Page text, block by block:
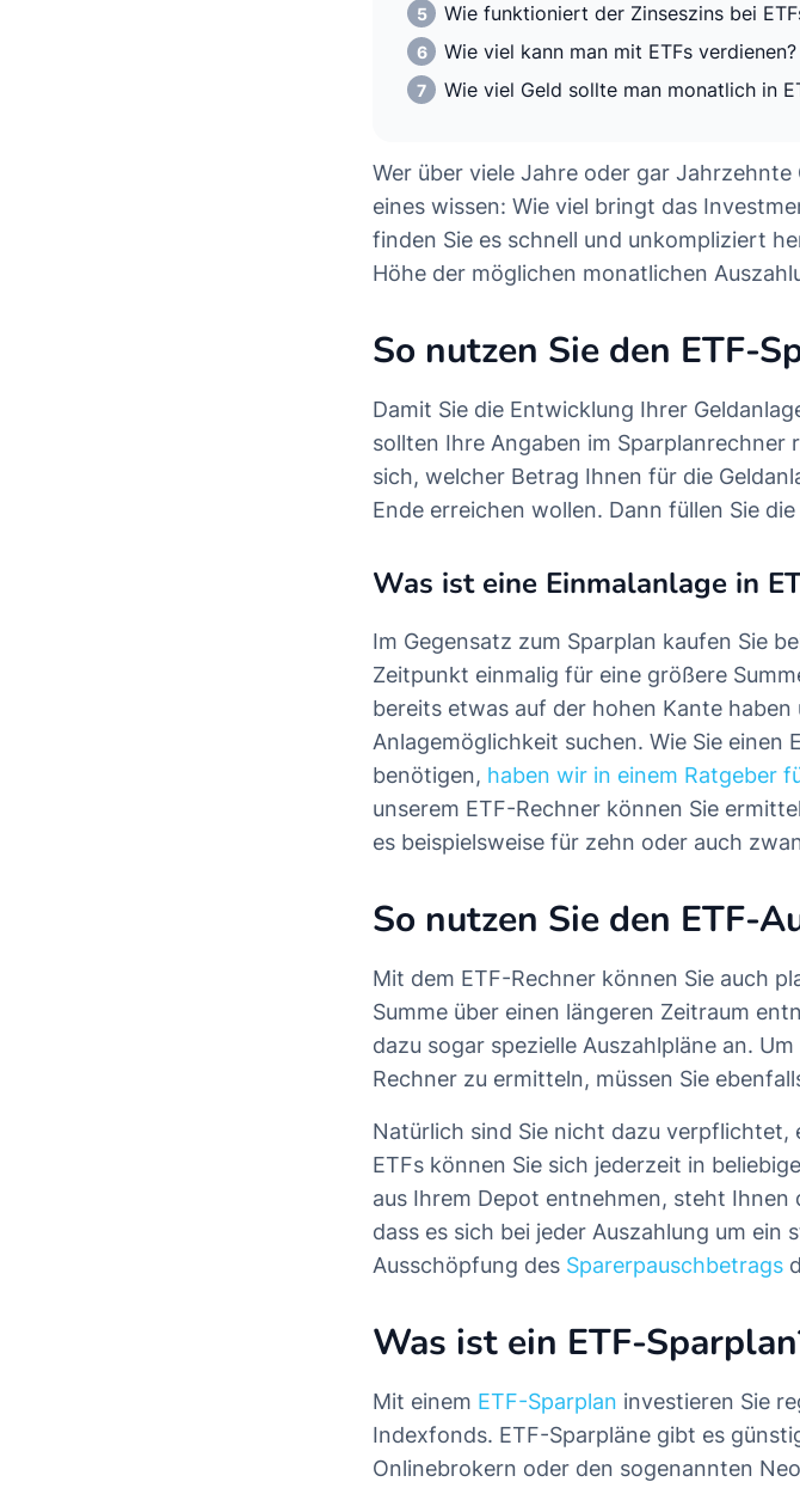
Wie funktioniert der Zinseszins bei
Wie viel kann man mit ETFs verdienen?
Wie viel Geld sollte man monatlich in
Wer über viele Jahre oder gar Jahrzehnte
eines wissen: Wie viel bringt das
finden Sie es schnell und unkompliziert
Höhe der möglichen monatlichen
So nutzen Sie den ETF-
Damit Sie die Entwicklung Ihrer
sollten Ihre Angaben im Sparplanrechner
sich, welcher Betrag Ihnen für die
Ende erreichen wollen. Dann füllen Sie
Was ist eine Einmalanlage in
Im Gegensatz zum Sparplan kaufen Sie
Zeitpunkt einmalig für eine größere
bereits etwas auf der hohen Kante
Anlagemöglichkeit suchen. Wie Sie einen
benötigen, haben wir in einem Ratgeber
unserem ETF-Rechner können Sie
es beispielsweise für zehn oder auch
So nutzen Sie den ETF-
Mit dem ETF-Rechner können Sie auch
Summe über einen längeren Zeitraum
dazu sogar spezielle Auszahlpläne an.
Rechner zu ermitteln, müssen Sie
Natürlich sind Sie nicht dazu verpflichtet,
ETFs können Sie sich jederzeit in
aus Ihrem Depot entnehmen, steht Ihnen
dass es sich bei jeder Auszahlung um ein
Ausschöpfung des Sparerpauschbetrags
Was ist ein ETF-
Mit einem ETF-Sparplan investieren Sie
Indexfonds. ETF-Sparpläne gibt es
Onlinebrokern oder den sogenannten